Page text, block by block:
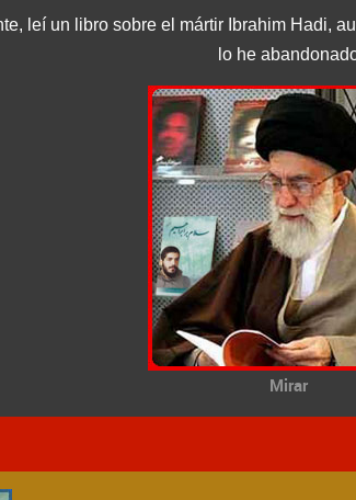
leí un libro sobre el mártir Ibrahim Hadi,
lo he
Mirar